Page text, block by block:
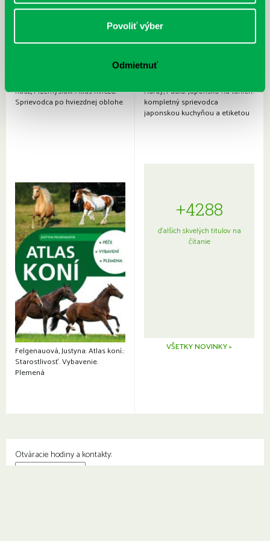
Povoliť výber
Odmietnuť
Rudź, Przemyslaw: Atlas hviezd:
Sprievodca po hviezdnej oblohe
Hardy, Paula: Japonsko na tanieri:
kompletný sprievodca
japonskou kuchyňou a etiketou
Felgenauová, Justyna: Atlas koní.:
Starostlivosť. Vybavenie.
Plemená
+4288
ďalších skvelých titulov na
čítanie
VŠETKY NOVINKY »
Otváracie hodiny a kontakty: